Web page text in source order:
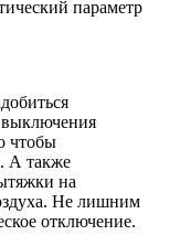
параметр
выключения
чтобы
А также
на
Не лишним
отключение.